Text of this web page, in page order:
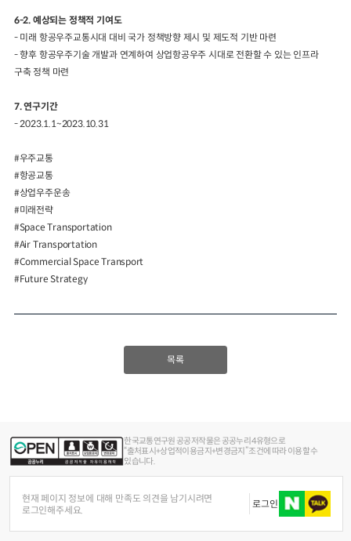
6-2. 예상되는 정책적 기여도
- 미래 항공우주교통시대 대비 국가 정책방향 제시 및 제도적 기반 마련
- 향후 항공우주기술 개발과 연계하여 상업항공우주 시대로 전환할 수 있는 인프라
구축 정책 마련
7. 연구기간
- 2023.1.1~2023.10.31
#우주교통
#항공교통
#상업우주운송
#미래전략
#Space Transportation
#Air Transportation
#Commercial Space Transport
#Future Strategy
목록
한국교통연구원 공공저작물은 공공누리 4유형으로
“출처표시+상업적이용금지+변경금지” 조건에 따라 이용할 수
있습니다.
현재 페이지 정보에 대해 만족도 의견을 남기시려면
로그인해주세요.
로그인